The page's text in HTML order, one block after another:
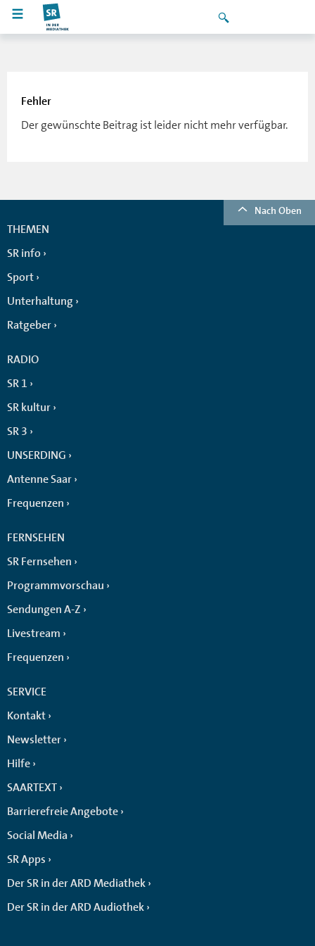
Fehler
Der gewünschte Beitrag ist leider nicht mehr verfügbar.
Nach Oben
THEMEN
SR info
Sport
Unterhaltung
Ratgeber
RADIO
SR 1
SR kultur
SR 3
UNSERDING
Antenne Saar
Frequenzen
FERNSEHEN
SR Fernsehen
Programmvorschau
Sendungen A-Z
Livestream
Frequenzen
SERVICE
Kontakt
Newsletter
Hilfe
SAARTEXT
Barrierefreie Angebote
Social Media
SR Apps
Der SR in der ARD Mediathek
Der SR in der ARD Audiothek